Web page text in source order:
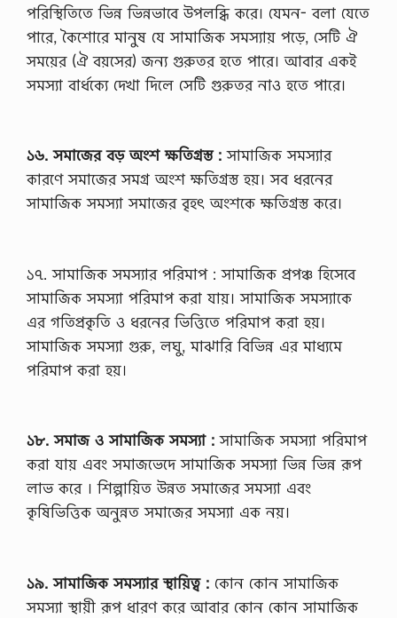
পরিস্থিতিতে ভিন্ন ভিন্নভাবে উপলব্ধি করে। যেমন- বলা যেতে
পারে, কৈশোরে মানুষ যে সামাজিক সমস্যায় পড়ে, সেটি ঐ
সময়ের (ঐ বয়সের) জন্য গুরুতর হতে পারে। আবার একই
সমস্যা বার্ধক্যে দেখা দিলে সেটি গুরুতর নাও হতে পারে।
১৬. সমাজের বড় অংশ ক্ষতিগ্রস্ত : সামাজিক সমস্যার
কারণে সমাজের সমগ্র অংশ ক্ষতিগ্রস্ত হয়। সব ধরনের
সামাজিক সমস্যা সমাজের বৃহৎ অংশকে ক্ষতিগ্রস্ত করে।
১৭. সামাজিক সমস্যার পরিমাপ : সামাজিক প্রপঞ্চ হিসেবে
সামাজিক সমস্যা পরিমাপ করা যায়। সামাজিক সমস্যাকে
এর গতিপ্রকৃতি ও ধরনের ভিত্তিতে পরিমাপ করা হয়।
সামাজিক সমস্যা গুরু, লঘু, মাঝারি বিভিন্ন এর মাধ্যমে
পরিমাপ করা হয়।
১৮. সমাজ ও সামাজিক সমস্যা : সামাজিক সমস্যা পরিমাপ
করা যায় এবং সমাজভেদে সামাজিক সমস্যা ভিন্ন ভিন্ন রূপ
লাভ করে । শিল্পায়িত উন্নত সমাজের সমস্যা এবং
কৃষিভিত্তিক অনুন্নত সমাজের সমস্যা এক নয়।
১৯. সামাজিক সমস্যার স্থায়িত্ব : কোন কোন সামাজিক
সমস্যা স্থায়ী রূপ ধারণ করে আবার কোন কোন সামাজিক